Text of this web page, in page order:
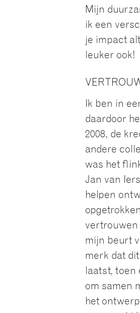
Mijn
ik een
je impact
leuker ook!
Ik ben in
daardoor
2008, de
andere
was het
Jan van
helpen
vertrouwen
mijn beurt
merk dat
laatst,
om samen
het